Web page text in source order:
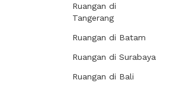
Ruangan di
Tangerang
Ruangan di Batam
Ruangan di Surabaya
Ruangan di Bali